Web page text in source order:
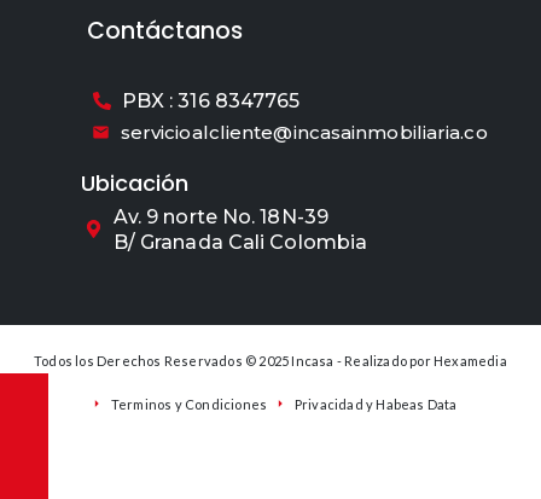
Contáctanos
PBX : 316 8347765
servicioalcliente@incasainmobiliaria.co
Ubicación
Av. 9 norte No. 18N-39
B/ Granada Cali Colombia
Todos los Derechos Reservados © 2025 Incasa - Realizado por Hexamedia
Terminos y Condiciones Privacidad y Habeas Data